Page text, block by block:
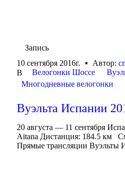
Запись
10 сентября 2016г.
Автор:
В
Велогонки Шоссе
Многодневные велогонки
Вуэльта Испании
20 августа — 11 сентября
Aitana Дистанция: 184.5 км
Прямые трансляции Вуэльты